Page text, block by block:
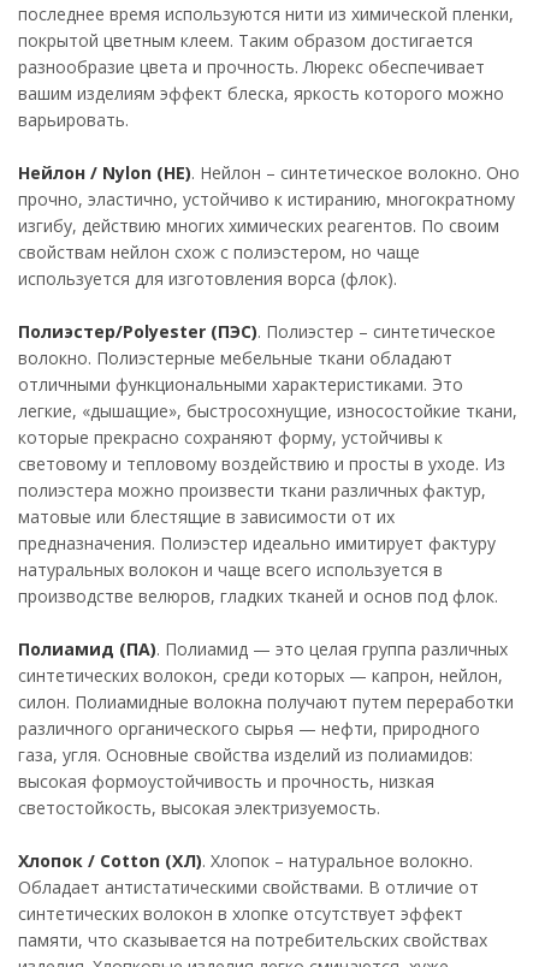
последнее время используются нити из химической пленки,
покрытой цветным клеем. Таким образом достигается
разнообразие цвета и прочность. Люрекс обеспечивает
вашим изделиям эффект блеска, яркость которого можно
варьировать.
Нейлон / Nylon (НЕ). Нейлон – синтетическое волокно. Оно
прочно, эластично, устойчиво к истиранию, многократному
изгибу, действию многих химических реагентов. По своим
свойствам нейлон схож с полиэстером, но чаще
используется для изготовления ворса (флок).
Полиэстер/Polyester (ПЭС). Полиэстер – синтетическое
волокно. Полиэстерные мебельные ткани обладают
отличными функциональными характеристиками. Это
легкие, «дышащие», быстросохнущие, износостойкие ткани,
которые прекрасно сохраняют форму, устойчивы к
световому и тепловому воздействию и просты в уходе. Из
полиэстера можно произвести ткани различных фактур,
матовые или блестящие в зависимости от их
предназначения. Полиэстер идеально имитирует фактуру
натуральных волокон и чаще всего используется в
производстве велюров, гладких тканей и основ под флок.
Полиамид (ПА). Полиамид — это целая группа различных
синтетических волокон, среди которых — капрон, нейлон,
силон. Полиамидные волокна получают путем переработки
различного органического сырья — нефти, природного
газа, угля. Основные свойства изделий из полиамидов:
высокая формоустойчивость и прочность, низкая
светостойкость, высокая электризуемость.
Хлопок / Cotton (ХЛ). Хлопок – натуральное волокно.
Обладает антистатическими свойствами. В отличие от
синтетических волокон в хлопке отсутствует эффект
памяти, что сказывается на потребительских свойствах